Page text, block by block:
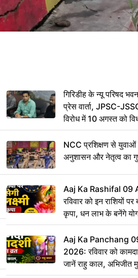
गिरिडीह के न्यू परिषद
प्रेस वार्ता, JPSC-
विरोध में 10 अगस्त को
ऐलान
NCC प्रशिक्षण से युवाओं
अनुशासन और नेतृत्व का
Aaj Ka Rashifal 09
रविवार को इन राशियों पर
कृपा, धन लाभ के बनेंगे
Aaj Ka Panchang
2026: रविवार को
जानें राहु काल, अभिजीत